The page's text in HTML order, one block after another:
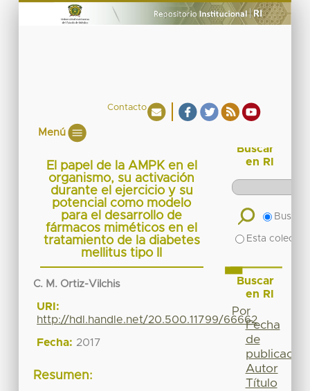
Contacto
Menú
El papel de la AMPK en el
organismo, su activación
durante el ejercicio y su
potencial como modelo
para el desarrollo de
fármacos miméticos en el
tratamiento de la diabetes
mellitus tipo II
C. M. Ortiz-Vilchis
URI:
http://hdl.handle.net/20.500.11799/66662
Fecha: 2017
Resumen:
Buscar
en RI
Buscar
Esta
Buscar
en RI
Por
Fecha
de
publicación
Autor
Título